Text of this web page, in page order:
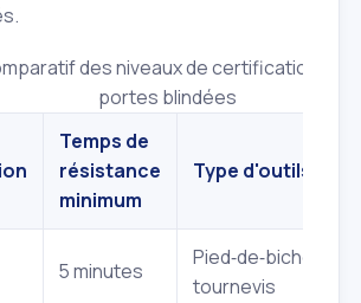
des niveaux de certification
portes blindées
Temps de
résistance
minimum
Type d'outils
5 minutes
Pied‑de‑biche,
tournevis